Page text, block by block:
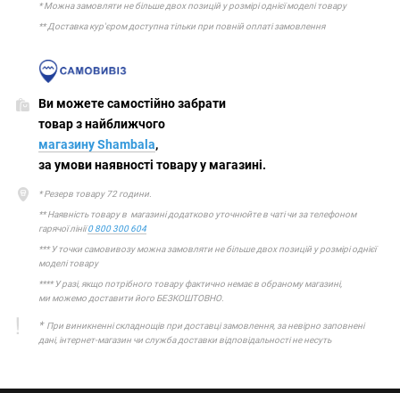
* Можна замовляти не більше двох позицій у розмірі однієї моделі товару
** Доставка кур'єром доступна тільки при повній оплаті замовлення
Ви можете самостійно забрати
товар з найближчого
магазину Shambala,
за умови наявності товару у магазині.
* Резерв товару 72 години.
** Наявність товару в магазині додатково уточнюйте в чаті чи за телефоном
гарячої лінії0 800 300 604
*** У точки самовивозу можна замовляти не більше двох позицій у розмірі однієї
моделі товару
**** У разі, якщо потрібного товару фактично немає в обраному магазині,
ми можемо доставити його БЕЗКОШТОВНО.
*При виникненні складнощів при доставці замовлення, за невірно заповнені
дані, інтернет-магазин чи служба доставки відповідальності не несуть